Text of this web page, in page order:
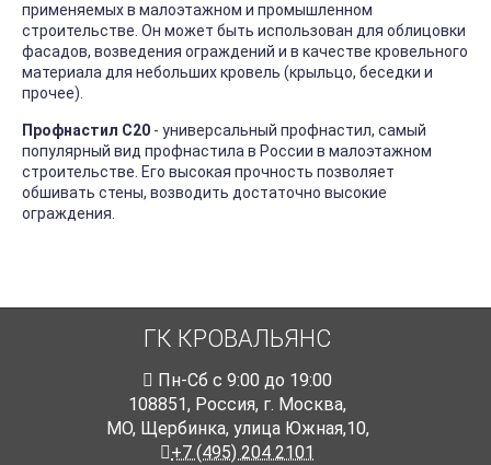
применяемых в малоэтажном и промышленном
строительстве. Он может быть использован для облицовки
фасадов, возведения ограждений и в качестве кровельного
материала для небольших кровель (крыльцо, беседки и
прочее).
Профнастил С20 - универсальный профнастил, самый
популярный вид профнастила в России в малоэтажном
строительстве. Его высокая прочность позволяет
обшивать стены, возводить достаточно высокие
ограждения.
ГК КРОВАЛЬЯНС
Пн-Cб с 9:00 до 19:00
108851, Россия, г. Москва,
МО, Щербинка, улица Южная,10,
+7 (495) 204 2101